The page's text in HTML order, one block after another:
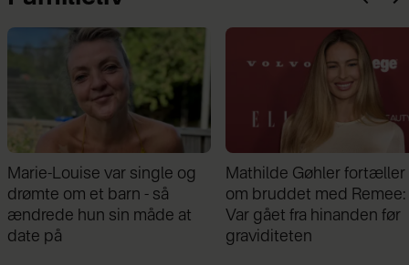
Mathilde Gøhler fortæller
om bruddet med Remee:
Var gået fra hinanden før
graviditeten
Afslører familieforøgelse:
Philine Roepstorff og
Bruun Larsen venter barn
nummer to